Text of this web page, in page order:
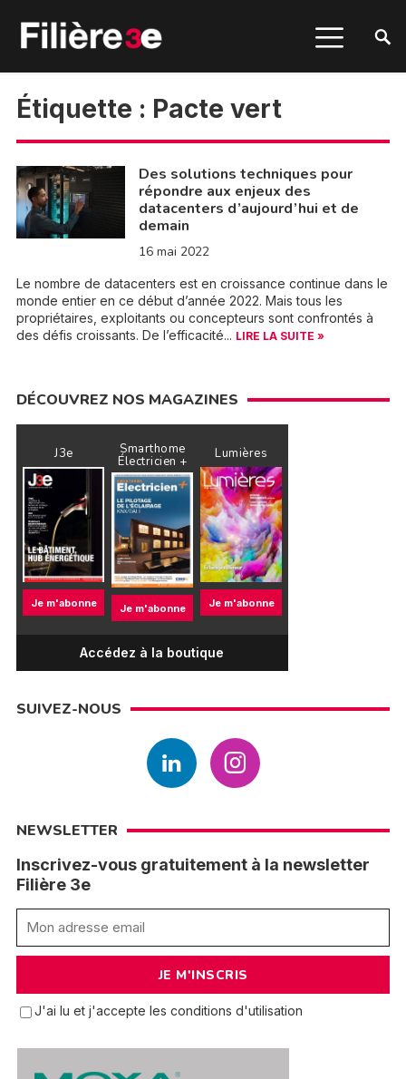
Étiquette : Pacte vert
Des solutions techniques pour
répondre aux enjeux des
datacenters d’aujourd’hui et de
demain
16 mai 2022
Le nombre de datacenters est en croissance continue dans le
monde entier en ce début d’année 2022. Mais tous les
propriétaires, exploitants ou concepteurs sont confrontés à
des défis croissants. De l’efficacité... LIRE LA SUITE »
DÉCOUVREZ NOS MAGAZINES
J3e
Je m'abonne
Smarthome
Électricien +
Je m'abonne
Lumières
Je m'abonne
Accédez à la boutique
SUIVEZ-NOUS
NEWSLETTER
Inscrivez-vous gratuitement à la newsletter
Filière 3e
J'ai lu et j'accepte les conditions d'utilisation